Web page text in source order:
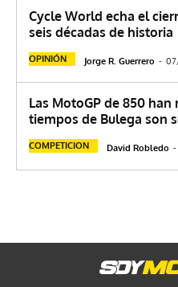
Cycle World echa el
seis décadas de historia
OPINIÓN Jorge R. Guerrero -
Las MotoGP de 850
tiempos de Bulega son
COMPETICION David Robledo -